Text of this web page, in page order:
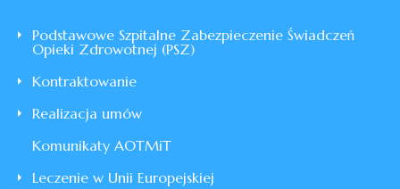
Podstawowe Szpitalne Zabezpieczenie Świadczeń
Opieki Zdrowotnej (PSZ)
Kontraktowanie
Realizacja umów
Komunikaty AOTMiT
Leczenie w Unii Europejskiej